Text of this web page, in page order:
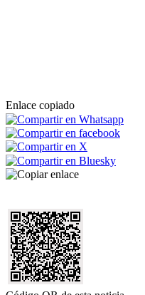
Enlace copiado